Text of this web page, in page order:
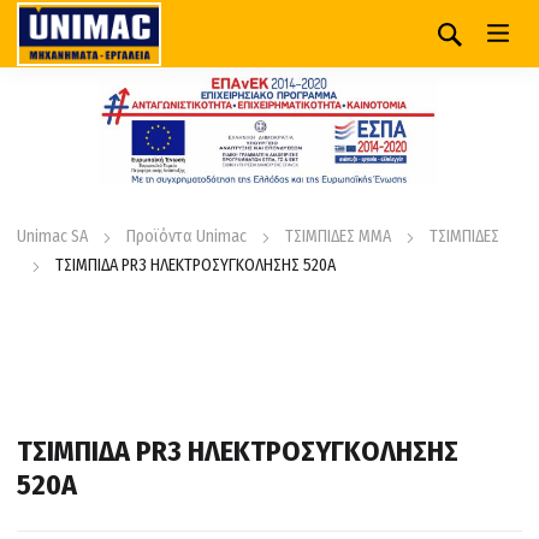
Unimac SA Προϊόντα Unimac ΤΣΙΜΠΙΔΕΣ MMA
ΤΣΙΜΠΙΔΕΣ
ΤΣΙΜΠΙΔΑ PR3 ΗΛΕΚΤΡΟΣΥΓΚΟΛΗΣΗΣ 520Α
ΤΣΙΜΠΙΔΑ PR3 ΗΛΕΚΤΡΟΣΥΓΚΟΛΗΣΗΣ
520Α